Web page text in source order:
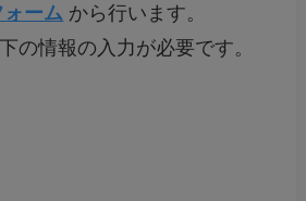
ーム から行います。
の情報の入力が必要です。